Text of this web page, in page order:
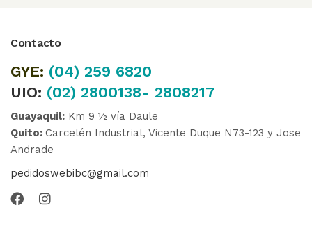
Contacto
GYE: (04) 259 6820
UIO: (02) 2800138- 2808217
Guayaquil: Km 9 ½ vía Daule
Quito: Carcelén Industrial, Vicente Duque N73-123 y Jose
Andrade
pedidoswebibc@gmail.com